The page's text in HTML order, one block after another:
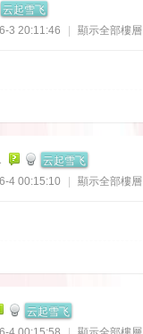
云起雪飞
3 20:11:46 顯示全部樓層
云起雪飞
4 00:15:10 顯示全部樓層
云起雪飞